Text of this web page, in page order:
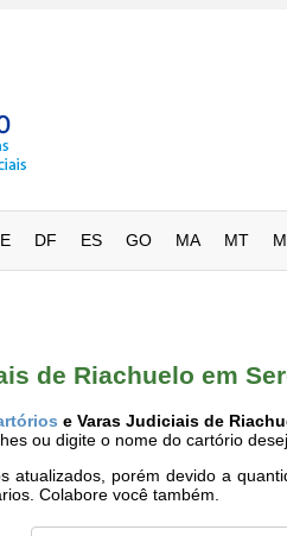
DF ES GO MA MT
de Riachuelo em
e Varas Judiciais de
ou digite o nome do cartório
atualizados, porém devido a
Colabore você também.